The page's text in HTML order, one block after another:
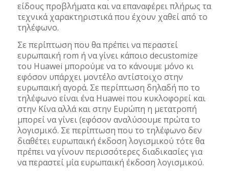
είδους προβλήματα και να επαναφέρει πλήρως τα
τεχνικά χαρακτηριστικά που έχουν χαθεί από το
τηλέφωνο.
Σε περίπτωση που θα πρέπει να περαστεί
ευρωπαική rom ή να γίνει κάποιο decustomize
του Huawei μπορούμε να το κάνουμε μόνο κι
εφόσον υπάρχει μοντέλο αντίστοιχο στην
ευρωπαική αγορά. Σε περίπτωση δηλαδή πο το
τηλέφωνο είναι ένα Huawei που κυκλοφορεί και
στην Κίνα αλλά και στην Ευρώπη η μετατροπή
μπορεί να γίνει (εφόσον αναλύσουμε πρώτα το
λογισμικό. Σε περίπτωση που το τηλέφωνο δεν
διαθέτει ευρωπαική έκδοση λογισμικού τότε θα
πρέπει να γίνουν περισσότερες διαδικασίες για
να περαστεί μία ευρωπαική έκδοση λογισμικού.